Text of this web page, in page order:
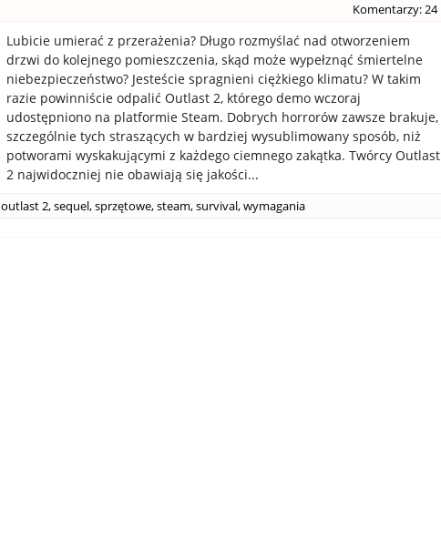
Komentarzy: 24
Lubicie umierać z przerażenia? Długo rozmyślać nad otworzeniem
drzwi do kolejnego pomieszczenia, skąd może wypełznąć śmiertelne
niebezpieczeństwo? Jesteście spragnieni ciężkiego klimatu? W takim
razie powinniście odpalić Outlast 2, którego demo wczoraj
udostępniono na platformie Steam. Dobrych horrorów zawsze brakuje,
szczególnie tych straszących w bardziej wysublimowany sposób, niż
potworami wyskakującymi z każdego ciemnego zakątka. Twórcy Outlast
2 najwidoczniej nie obawiają się jakości...
outlast 2,sequel,sprzętowe,steam,survival,wymagania